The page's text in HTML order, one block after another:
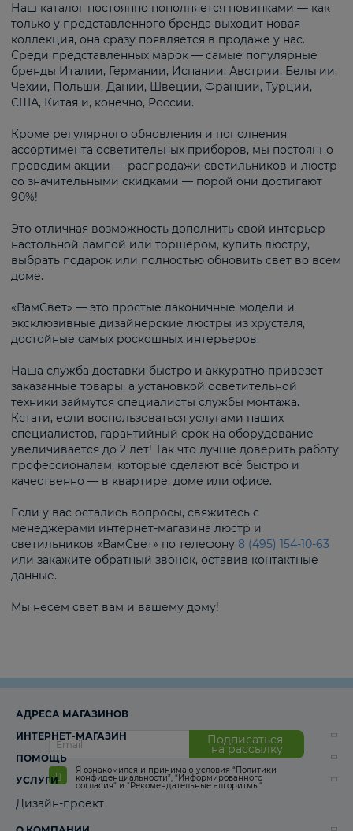
Наш каталог постоянно пополняется новинками — как
только у представленного бренда выходит новая
коллекция, она сразу появляется в продаже у нас.
Среди представленных марок — самые популярные
бренды Италии, Германии, Испании, Австрии, Бельгии,
Чехии, Польши, Дании, Швеции, Франции, Турции,
США, Китая и, конечно, России.
Кроме регулярного обновления и пополнения
ассортимента осветительных приборов, мы постоянно
проводим акции — распродажи светильников и люстр
со значительными скидками — порой они достигают
90%!
Это отличная возможность дополнить свой интерьер
настольной лампой или торшером, купить люстру,
выбрать подарок или полностью обновить свет во всем
доме.
«ВамСвет» — это простые лаконичные модели и
эксклюзивные дизайнерские люстры из хрусталя,
достойные самых роскошных интерьеров.
Наша служба доставки быстро и аккуратно привезет
заказанные товары, а установкой осветительной
техники займутся специалисты службы монтажа.
Кстати, если воспользоваться услугами наших
специалистов, гарантийный срок на оборудование
увеличивается до 2 лет! Так что лучше доверить работу
профессионалам, которые сделают всё быстро и
качественно — в квартире, доме или офисе.
Если у вас остались вопросы, свяжитесь с
менеджерами интернет-магазина люстр и
светильников «ВамСвет» по телефону 8 (495) 154-10-63
или закажите обратный звонок, оставив контактные
данные.
Мы несем свет вам и вашему дому!
Подписаться
на рассылку
Я ознакомился и принимаю условия “Политики
конфиденциальности”, “Информированного
согласия“ и “Рекомендательные алгоритмы“
АДРЕСА МАГАЗИНОВ
ИНТЕРНЕТ-МАГАЗИН
ПОМОЩЬ
УСЛУГИ
Дизайн-проект